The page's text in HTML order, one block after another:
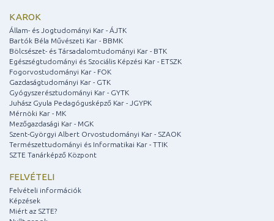
KAROK
Állam- és Jogtudományi Kar - ÁJTK
Bartók Béla Művészeti Kar - BBMK
Bölcsészet- és Társadalomtudományi Kar - BTK
Egészségtudományi és Szociális Képzési Kar - ETSZK
Fogorvostudományi Kar - FOK
Gazdaságtudományi Kar - GTK
Gyógyszerésztudományi Kar - GYTK
Juhász Gyula Pedagógusképző Kar - JGYPK
Mérnöki Kar - MK
Mezőgazdasági Kar - MGK
Szent-Györgyi Albert Orvostudományi Kar - SZAOK
Természettudományi és Informatikai Kar - TTIK
SZTE Tanárképző Központ
FELVÉTELI
Felvételi információk
Képzések
Miért az SZTE?